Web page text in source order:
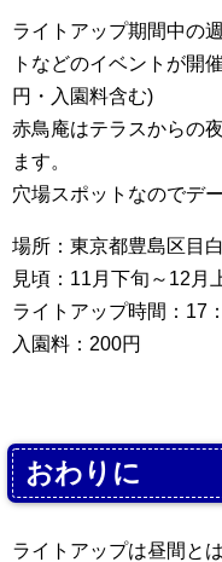
ライトアップ期間中の
トなどのイベントが開
円・入園料含む)
赤鳥庵はテラスからの
ます。
穴場スポットなのでデ
場所：東京都豊島区目
見頃：11月下旬～12月
ライトアップ時間：17
入園料：200円
おわりに
ライトアップは昼間と